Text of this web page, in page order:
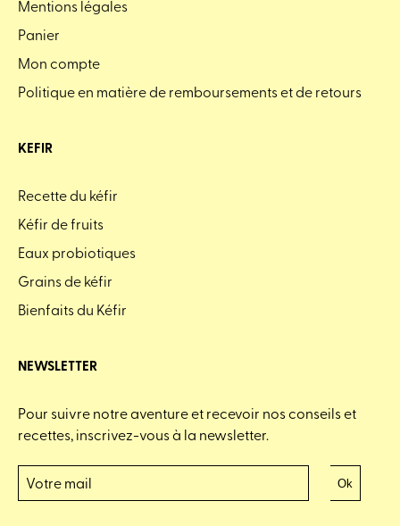
Mentions légales
Panier
Mon compte
Politique en matière de remboursements et de retours
KEFIR
Recette du kéfir
Kéfir de fruits
Eaux probiotiques
Grains de kéfir
Bienfaits du Kéfir
NEWSLETTER
Pour suivre notre aventure et recevoir nos conseils et
recettes, inscrivez-vous à la newsletter.
Ok